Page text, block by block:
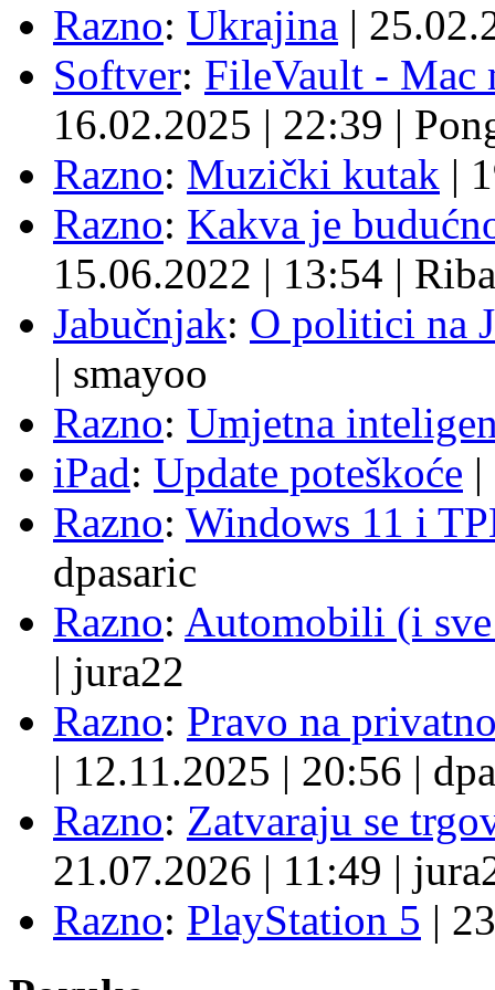
Razno: Ukrajina |
Softver: FileVault - Mac
16.02.2025 | 22:39 |
Razno: Muzički kutak |
Razno: Kakva je
15.06.2022 | 13:54 | Riba
Jabučnjak: O politici na
| smayoo
Razno: Umjetna
iPad: Update poteškoće |
Razno: Windows 11 i
dpasaric
Razno: Automobili (i
| jura22
Razno: Pravo na
| 12.11.2025 | 20:56 |
Razno: Zatvaraju se
21.07.2026 | 11:49 |
Razno: PlayStation 5 |